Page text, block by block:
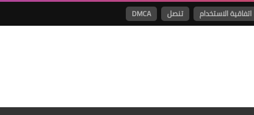
اتفاقية الاستخدام تنصل DMCA